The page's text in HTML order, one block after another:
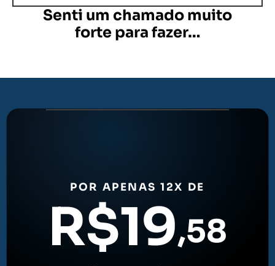
Senti um chamado muito
forte para fazer…
POR APENAS 12X DE
R$19,58